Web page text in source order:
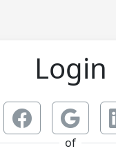
Login
of